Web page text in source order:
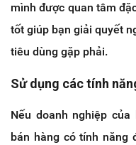
mình được quan tâm
tốt giúp bạn giải quyết
tiêu dùng gặp phải.
Sử dụng các tính
Nếu doanh nghiệp
bán hàng có tính năng